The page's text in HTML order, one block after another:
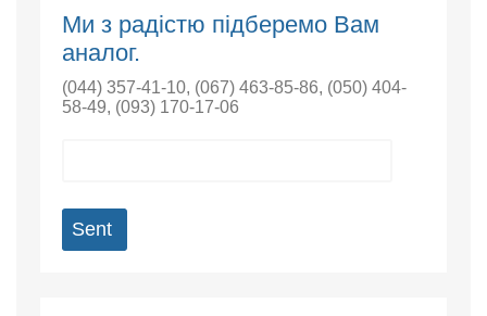
Ми з радістю підберемо Вам
аналог.
(044) 357-41-10, (067) 463-85-86, (050) 404-
58-49, (093) 170-17-06
Sent